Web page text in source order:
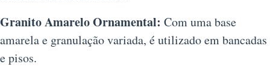
Granito Amarelo Ornamental: Com uma base
amarela e granulação variada, é utilizado em bancadas
e pisos.